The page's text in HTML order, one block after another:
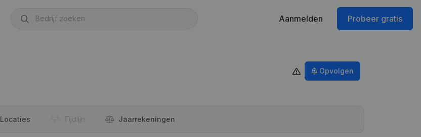
Aanmelden Probeer gratis
Opvolgen
Locaties Tijdlijn Jaar­rekeningen